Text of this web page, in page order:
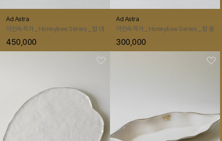
Ad Astra
이인숙 작가 _ Honeybee Series _ 합 대
450,000
Ad Astra
이인숙 작가 _ Honeybee Series _ 합 중
300,000